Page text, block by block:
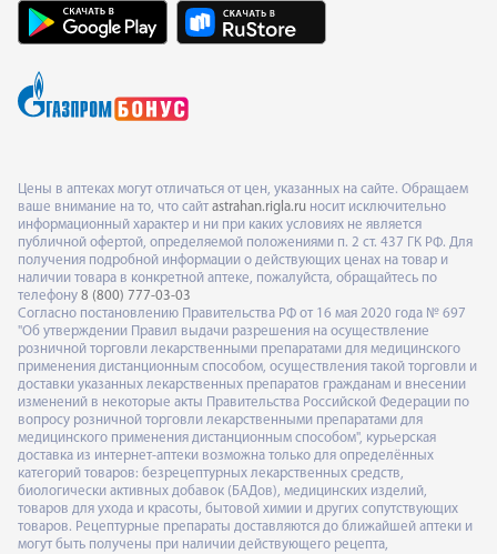
Цены в аптеках могут отличаться от цен, указанных на сайте. Обращаем
ваше внимание на то, что сайт astrahan.rigla.ru носит исключительно
информационный характер и ни при каких условиях не является
публичной офертой, определяемой положениями п. 2 ст. 437 ГК РФ. Для
получения подробной информации о действующих ценах на товар и
наличии товара в конкретной аптеке, пожалуйста, обращайтесь по
телефону 8 (800) 777-03-03
Согласно постановлению Правительства РФ от 16 мая 2020 года № 697
"Об утверждении Правил выдачи разрешения на осуществление
розничной торговли лекарственными препаратами для медицинского
применения дистанционным способом, осуществления такой торговли и
доставки указанных лекарственных препаратов гражданам и внесении
изменений в некоторые акты Правительства Российской Федерации по
вопросу розничной торговли лекарственными препаратами для
медицинского применения дистанционным способом", курьерская
доставка из интернет-аптеки возможна только для определённых
категорий товаров: безрецептурных лекарственных средств,
биологически активных добавок (БАДов), медицинских изделий,
товаров для ухода и красоты, бытовой химии и других сопутствующих
товаров. Рецептурные препараты доставляются до ближайшей аптеки и
могут быть получены при наличии действующего рецепта,